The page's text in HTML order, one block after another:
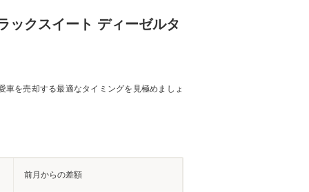
ックスイート ディーゼルタ
を売却する最適なタイミングを見極めましょ
前月からの差額